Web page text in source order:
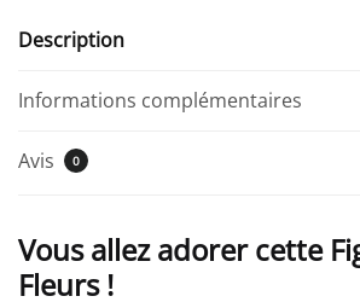
Description
Informations complémentaires
Avis 0
Vous allez adorer cette
Fleurs !